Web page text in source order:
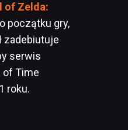
of Zelda:
początku gry,
zadebiutuje
serwis
of Time
roku.